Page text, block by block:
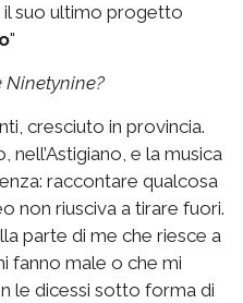
suo ultimo progetto
"
Ninetynine?
cresciuto in provincia.
e la musica
raccontare qualcosa
non riusciva a tirare fuori.
parte di me che riesce a
fanno male o che mi
le dicessi sotto forma di